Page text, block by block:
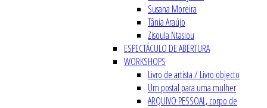
Susana Moreira
Tânia Araújo
Zisoula Ntasiou
ESPECTÁCULO DE ABERTURA
WORKSHOPS
Livro de artista / Livro objecto
Um postal para uma mulher
ARQUIVO PESSOAL, corpo de